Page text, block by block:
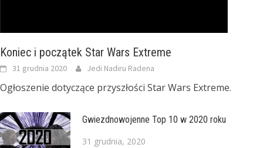
Koniec i początek Star Wars Extreme
31 grudnia 2020 Jedi Nadiru Radena
Ogłoszenie dotyczące przyszłości Star Wars Extreme.
Gwiezdnowojenne Top 10 w 2020 roku
31 grudnia, 2020